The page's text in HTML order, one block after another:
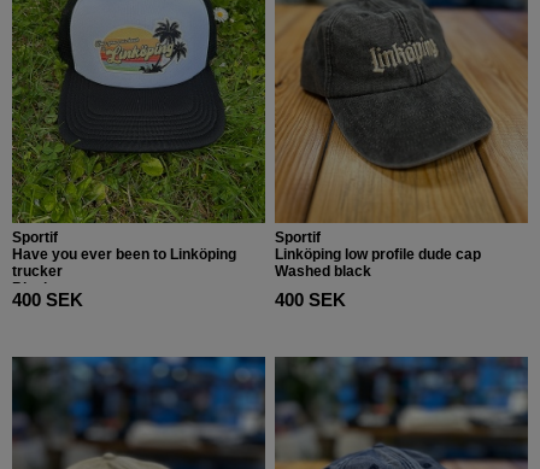
Sportif
Have you ever been to Linköping
trucker
Black
400 SEK
Sportif
Linköping low profile dude cap
Washed black
400 SEK